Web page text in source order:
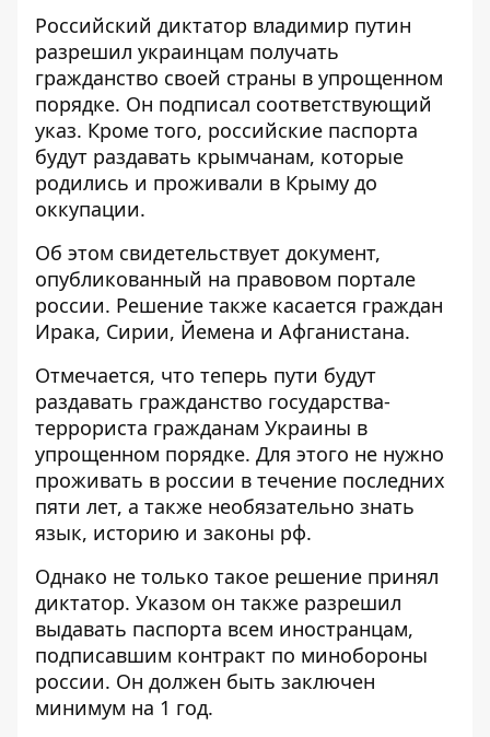
Российский диктатор владимир путин
разрешил украинцам получать
гражданство своей страны в упрощенном
порядке. Он подписал соответствующий
указ. Кроме того, российские паспорта
будут раздавать крымчанам, которые
родились и проживали в Крыму до
оккупации.
Об этом свидетельствует документ,
опубликованный на правовом портале
россии. Решение также касается граждан
Ирака, Сирии, Йемена и Афганистана.
Отмечается, что теперь пути будут
раздавать гражданство государства-
террориста гражданам Украины в
упрощенном порядке. Для этого не нужно
проживать в россии в течение последних
пяти лет, а также необязательно знать
язык, историю и законы рф.
Однако не только такое решение принял
диктатор. Указом он также разрешил
выдавать паспорта всем иностранцам,
подписавшим контракт по минобороны
россии. Он должен быть заключен
минимум на 1 год.